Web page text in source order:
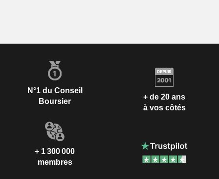
N°1 du Conseil
Boursier
+ de 20 ans
à vos côtés
+ 1 300 000
membres